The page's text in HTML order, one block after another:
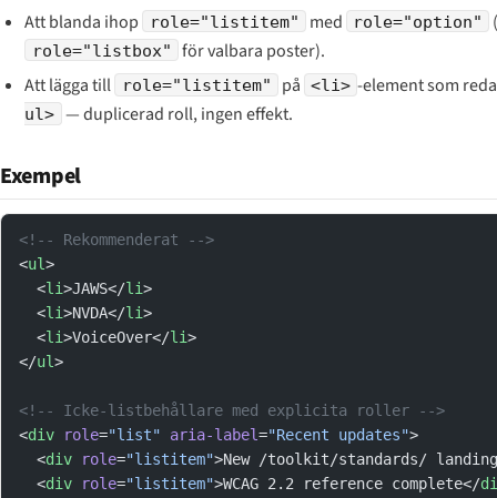
Att blanda ihop
role="listitem" med role="option"
role="listbox"
för valbara poster).
Att lägga till
role="listitem" på <li> -element som
ul> — duplicerad roll, ingen effekt.
Exempel
<!-- Rekommenderat -->
<ul>
  <
li>JAWS</li>
  <
li>NVDA</li>
  <
li>VoiceOver</li>
</ul>
<!-- Icke-listbehållare med explicita roller -->
<div role="list" aria-label="Recent updates">
  <
div role="listitem">New /toolkit/standards/
  <
div role="listitem">WCAG 2.2 reference complete</